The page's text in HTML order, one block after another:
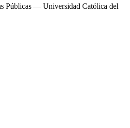
Públicas — Universidad Católica del